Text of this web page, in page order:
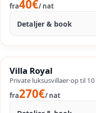
fra40€/nat
Detaljer & book
SALES
OP TIL− 28%
Villa Royal
Private luksusvillaer·op til 10
fra270€/nat